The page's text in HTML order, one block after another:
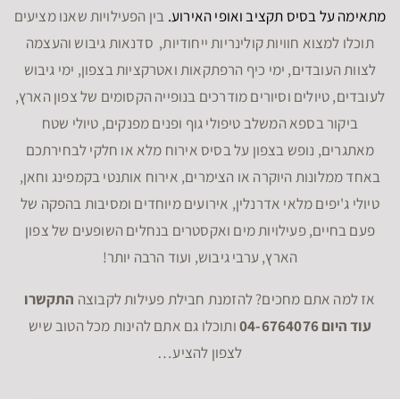
מתאימה על בסיס תקציב ואופי האירוע. בין הפעילויות שאנו מציעים
תוכלו למצוא חוויות קולינריות ייחודיות, סדנאות גיבוש והעצמה
לצוות העובדים, ימי כיף הרפתקאות ואטרקציות בצפון, ימי גיבוש
לעובדים, טיולים וסיורים מודרכים בנופייה הקסומים של צפון הארץ,
ביקור בספא המשלב טיפולי גוף ופנים מפנקים, טיולי שטח
מאתגרים, נופש בצפון על בסיס אירוח מלא או חלקי לבחירתכם
באחד ממלונות היוקרה או הצימרים, אירוח אותנטי בקמפינג וחאן,
טיולי ג'יפים מלאי אדרנלין, אירועים מיוחדים ומסיבות בהפקה של
פעם בחיים, פעילויות מים ואקסטרים בנחלים השופעים של צפון
הארץ, ערבי גיבוש, ועוד הרבה יותר!
אז למה אתם מחכים? להזמנת חבילת פעילות לקבוצה התקשרו
עוד היום 04-6764076
ותוכלו גם אתם להינות מכל הטוב שיש
לצפון להציע…